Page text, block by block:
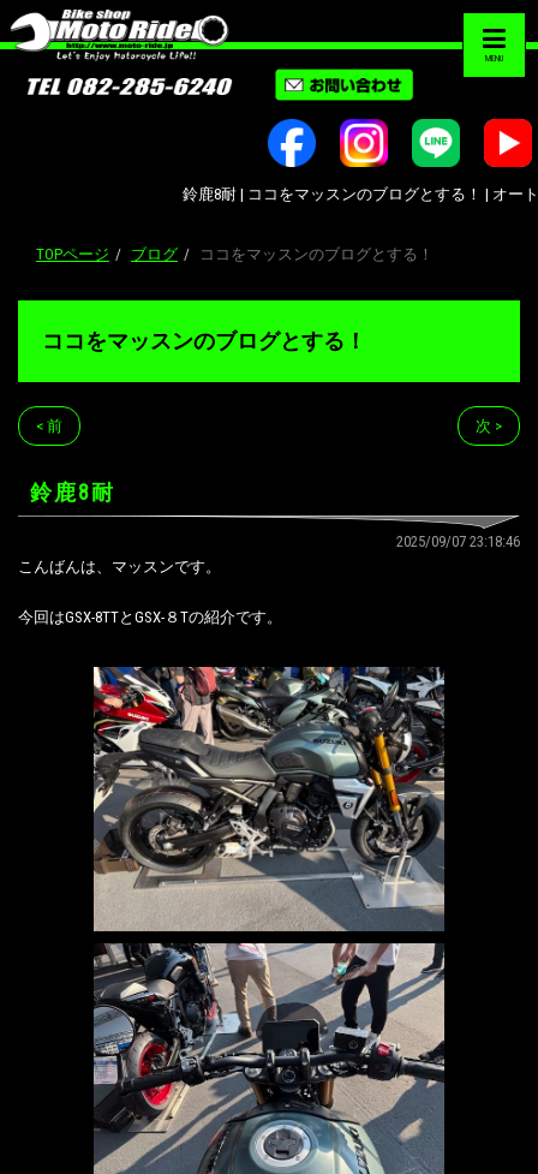
MENU
鈴鹿8耐 | ココをマッスンのブログとする！ | オート
TOPページ ブログ ココをマッスンのブログとする！
ココをマッスンのブログとする！
< 前 次 >
鈴鹿8耐
2025/09/07 23:18:46
こんばんは、マッスンです。
今回はGSX-8TTとGSX-８Tの紹介です。